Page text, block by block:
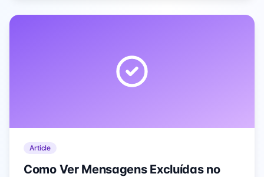
Article
Como Ver Mensagens Excluídas no